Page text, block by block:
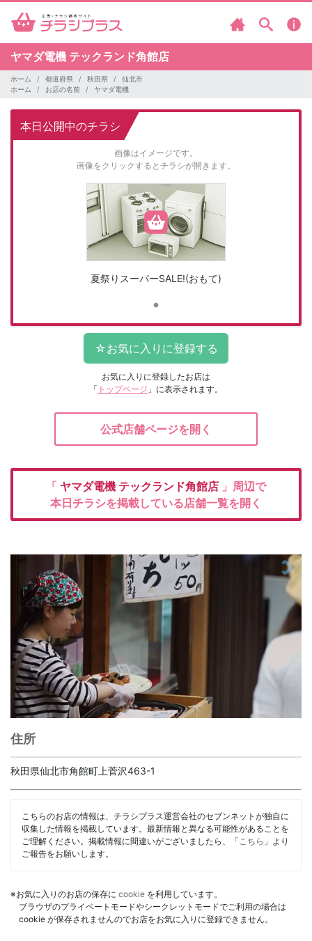
ヤマダ電機 テックランド角館店
ホーム 都道府県 秋田県
仙北市
ホーム
お店の名前 ヤマダ電機
本日公開中のチラシ
画像はイメージです。
画像をクリックするとチラシが開きます。
夏祭りスーパーSALE!(おもて)
お気に入りに登録したお店は
「 トップページ 」に表示されます。
公式店舗ページを開く
「 ヤマダ電機 テックランド角館店 」周辺で
本日チラシを掲載している店舗一覧を開く
住所
秋田県仙北市角館町上菅沢463-1
こちらのお店の情報は、チラシプラス運営会社のセブンネットが独自に
収集した情報を掲載しています。最新情報と異なる可能性があることを
ご理解ください。掲載情報に間違いがございましたら、「 こちら 」より
ご報告をお願いします。
※お気に入りのお店の保存に cookie を利用しています。
ブラウザのプライベートモードやシークレットモードでご利用の場合は
cookie が保存されませんのでお店をお気に入りに登録できません。